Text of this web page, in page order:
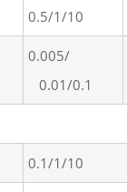
0.5/1/10
0.005/
0.01/0.1
0.1/1/10